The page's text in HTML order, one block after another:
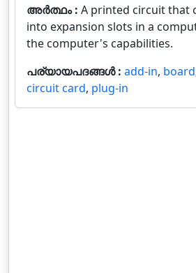
അർത്ഥം : A printed circuit that
into expansion slots in a
the computer's capabilities.
പര്യായപദങ്ങൾ : add-in, board
circuit card, plug-in